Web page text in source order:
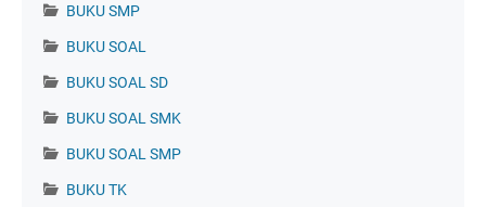
BUKU SMP
BUKU SOAL
BUKU SOAL SD
BUKU SOAL SMK
BUKU SOAL SMP
BUKU TK